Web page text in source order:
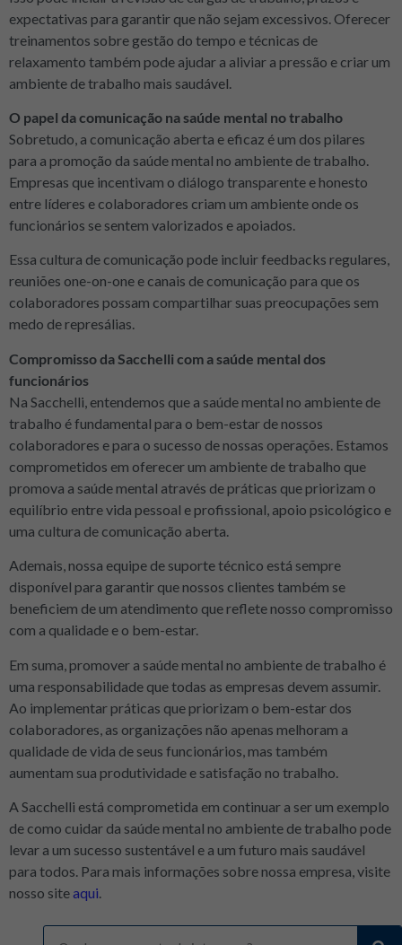
expectativas para garantir que não sejam excessivos. Oferecer
treinamentos sobre gestão do tempo e técnicas de
relaxamento também pode ajudar a aliviar a pressão e criar um
ambiente de trabalho mais saudável.
O papel da comunicação na saúde mental no trabalho
Sobretudo, a comunicação aberta e eficaz é um dos pilares
para a promoção da saúde mental no ambiente de trabalho.
Empresas que incentivam o diálogo transparente e honesto
entre líderes e colaboradores criam um ambiente onde os
funcionários se sentem valorizados e apoiados.
Essa cultura de comunicação pode incluir feedbacks regulares,
reuniões one-on-one e canais de comunicação para que os
colaboradores possam compartilhar suas preocupações sem
medo de represálias.
Compromisso da Sacchelli com a saúde mental dos
funcionários
Na Sacchelli, entendemos que a saúde mental no ambiente de
trabalho é fundamental para o bem-estar de nossos
colaboradores e para o sucesso de nossas operações. Estamos
comprometidos em oferecer um ambiente de trabalho que
promova a saúde mental através de práticas que priorizam o
equilíbrio entre vida pessoal e profissional, apoio psicológico e
uma cultura de comunicação aberta.
Ademais, nossa equipe de suporte técnico está sempre
disponível para garantir que nossos clientes também se
beneficiem de um atendimento que reflete nosso compromisso
com a qualidade e o bem-estar.
Em suma, promover a saúde mental no ambiente de trabalho é
uma responsabilidade que todas as empresas devem assumir.
Ao implementar práticas que priorizam o bem-estar dos
colaboradores, as organizações não apenas melhoram a
qualidade de vida de seus funcionários, mas também
aumentam sua produtividade e satisfação no trabalho.
A Sacchelli está comprometida em continuar a ser um exemplo
de como cuidar da saúde mental no ambiente de trabalho pode
levar a um sucesso sustentável e a um futuro mais saudável
para todos. Para mais informações sobre nossa empresa, visite
nosso siteaqui.